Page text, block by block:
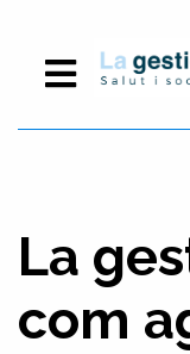
La
com